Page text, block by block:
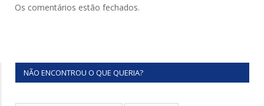
Os comentários estão fechados.
NÃO ENCONTROU O QUE QUERIA?